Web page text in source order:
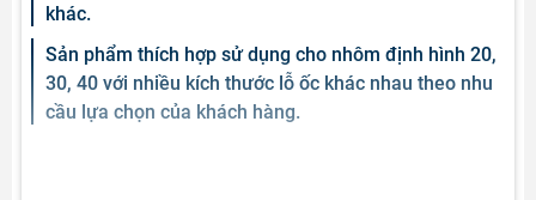
khác.
Sản phẩm thích hợp sử dụng cho nhôm định hình 20,
30, 40 với nhiều kích thước lỗ ốc khác nhau theo nhu
cầu lựa chọn của khách hàng.